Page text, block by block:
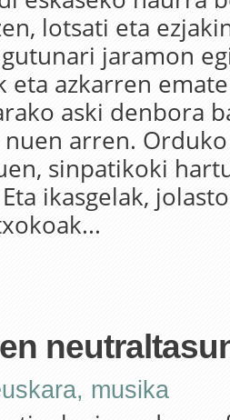
lotsati eta
jaramon
eta azkarren
aski denbora
arren.
sinpatikoki
ikasgelak,
, musika